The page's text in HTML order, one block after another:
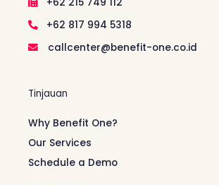
+62 215 749 112
+62 817 994 5318
callcenter@benefit-one.co.id
Tinjauan
Why Benefit One?
Our Services
Schedule a Demo